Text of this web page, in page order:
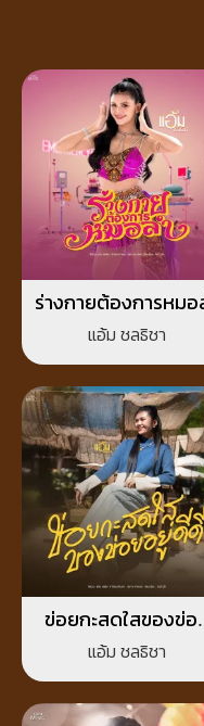
ร่างกายต้องการหมอ
แอ้ม ชลธิชา
ข่อยกะสดใสของข่อ
อยู่ดีดี
แอ้ม ชลธิชา